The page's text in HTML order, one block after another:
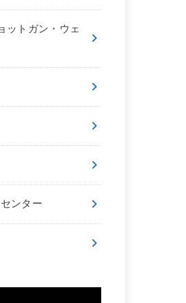
ットガン・ウェ
ンター